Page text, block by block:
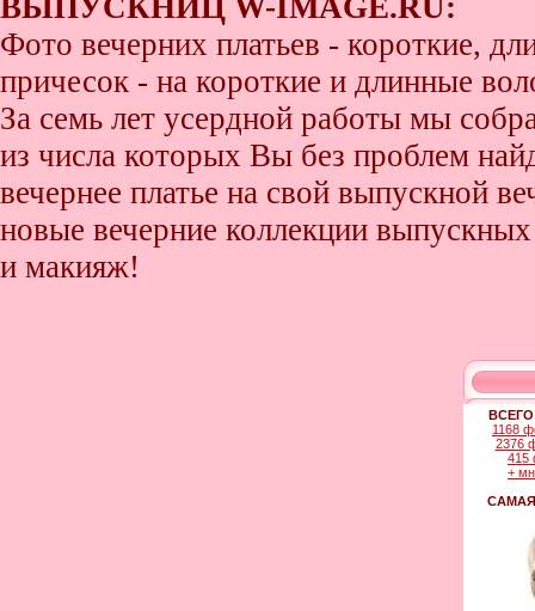
ВЫПУСКНИЦ W-IMAGE.RU:
Фото вечерних платьев - короткие,
причесок - на короткие и длинные
За семь лет усердной работы мы
из числа которых Вы без проблем
вечернее платье на свой выпускной
новые вечерние коллекции
и макияж!
1168
2376
415
+